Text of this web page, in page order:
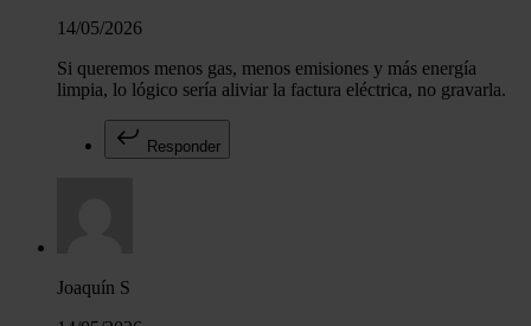
14/05/2026
Si queremos menos gas, menos emisiones y más energía
limpia, lo lógico sería aliviar la factura eléctrica, no gravarla.
Responder
Joaquín S